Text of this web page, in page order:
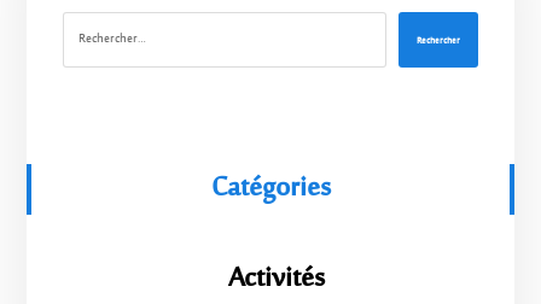
Rechercher
Catégories
Activités